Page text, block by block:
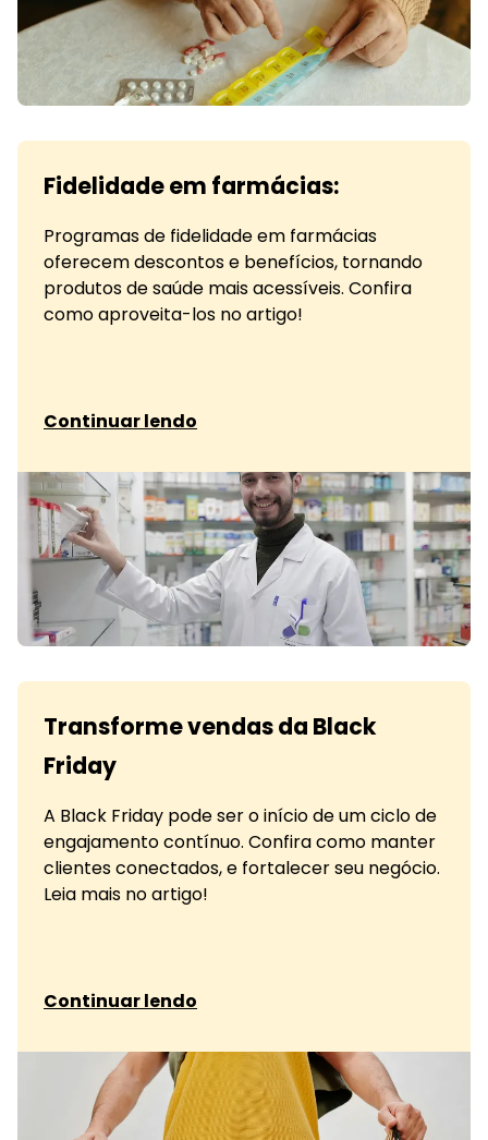
Fidelidade em farmácias:
Programas de fidelidade em farmácias
oferecem descontos e benefícios, tornando
produtos de saúde mais acessíveis. Confira
como aproveita-los no artigo!
Continuar lendo
Transforme vendas da Black
Friday
A Black Friday pode ser o início de um ciclo de
engajamento contínuo. Confira como manter
clientes conectados, e fortalecer seu negócio.
Leia mais no artigo!
Continuar lendo